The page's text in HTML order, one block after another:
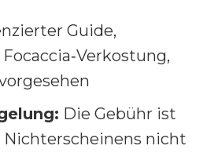
Guide,
Die Gebühr ist
Nichterscheinens nicht